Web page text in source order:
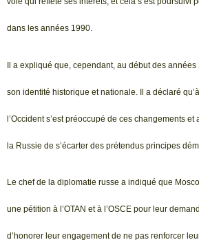
dans les années 1990.
Il a expliqué que, cependant, au début des
son identité historique et nationale. Il a déclaré
l’Occident s’est préoccupé de ces changements
la Russie de s’écarter des prétendus principes
Le chef de la diplomatie russe a indiqué que
une pétition à l’OTAN et à l’OSCE pour leur
d’honorer leur engagement de ne pas renforcer